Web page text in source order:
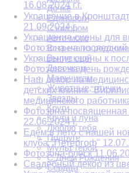
Дочке
Единороги
С юмором
Авто-мото
Встреча из роддома
Выпускной
Девочкам
Мальчикам
Животные, птички
Звезды
Круги
Круги и луна
Люблю тебя
Подруге
Мульт герои
С Днем Рождения
Сердца
16.08.2024 г.г.
Украшение в
21.09.2024 г.
Украшение сцены для
Фотозона на последний
Украшение сцены к
Фотозона на день
Наш декор на
детских клиник
медицинского
Фотозона
22.06.2024 г.
Едем в лето с нашей
клуба "Петергоф"
Фотозона-блеск
Свадебный декор из